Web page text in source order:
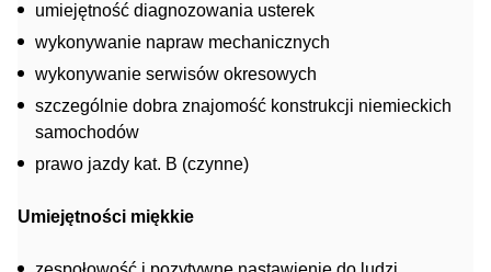
umiejętność diagnozowania usterek
wykonywanie napraw mechanicznych
wykonywanie serwisów okresowych
szczególnie dobra znajomość konstrukcji niemieckich
samochodów
prawo jazdy kat. B (czynne)
Umiejętności miękkie